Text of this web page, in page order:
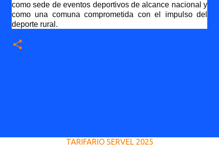
como sede de eventos deportivos de alcance nacional y
como una comuna comprometida con el impulso del
deporte rural.
TARIFARIO SERVEL 2025